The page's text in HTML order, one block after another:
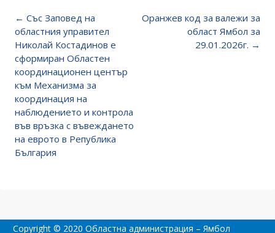
Post
navigation
← Със Заповед на
областния управител
Николай Костадинов е
сформиран Областен
координационен център
към Механизма за
координация на
наблюдението и контрола
във връзка с въвеждането
на еврото в Република
България
Оранжев код за валежи за
област Ямбол за
29.01.2026г. →
Copyright © 2020 Областна администрация – Ямбол